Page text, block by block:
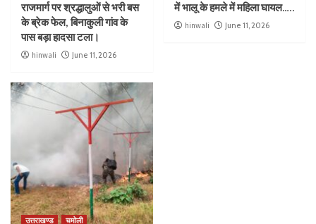
राजमार्ग पर श्रद्धालुओं से भरी बस
के ब्रेक फेल, बिनाकुली गांव के
पास बड़ा हादसा टला।
hinwali June 11, 2026
में भालू के हमले में महिला घायल…..
hinwali June 11, 2026
उत्तराखण्ड चमोली